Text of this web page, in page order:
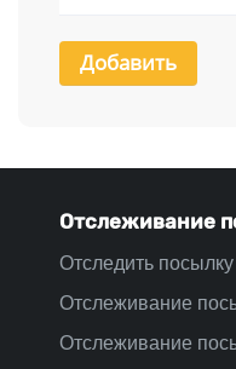
Отслеживание
Отследить
Отслеживание
Отслеживание